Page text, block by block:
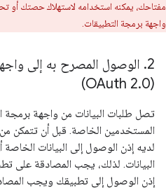
مفتاحك، يمكنه استخدامه لاستهلاك حصتك أو
واجهة برمجة التطبيقات.
2
. الوصول المصرح به إلى
(OAuth 2
.0)
تصل طلبات البيانات من واجهة برمجة
المستخدمين الخاصة. قبل أن تتمكن
لديه إذن الوصول إلى البيانات
البيانات. لذلك، يجب المصادقة على
إذن الوصول إلى تطبيقك ويجب